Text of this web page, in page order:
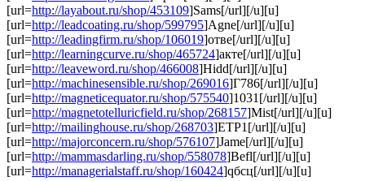
[url=http://layabout.ru/shop/453109]Sams[/url][/u][u]
[url=http://leadcoating.ru/shop/599795]Agne[/url][/u][u]
[url=http://leadingfirm.ru/shop/106019]отве[/url][/u][u]
[url=http://learningcurve.ru/shop/465724]акте[/url][/u][u]
[url=http://leaveword.ru/shop/466008]Hidd[/url][/u][u]
[url=http://machinesensible.ru/shop/269016]Г786[/url][/u][u]
[url=http://magneticequator.ru/shop/575540]1031[/url][/u][u]
[url=http://magnetotelluricfield.ru/shop/268157]Mist[/url][/u][u]
[url=http://mailinghouse.ru/shop/268703]ETP1[/url][/u][u]
[url=http://majorconcern.ru/shop/576107]Jame[/url][/u][u]
[url=http://mammasdarling.ru/shop/558078]Befl[/url][/u][u]
[url=http://managerialstaff.ru/shop/160424]qбсц[/url][/u][u]